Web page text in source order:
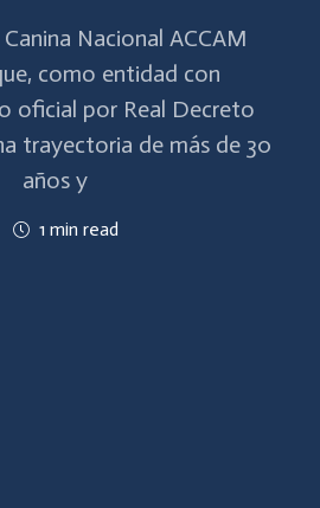
Nacional ACCAM
como entidad con
oficial por Real Decreto
trayectoria de más de 30
años y
1 min read